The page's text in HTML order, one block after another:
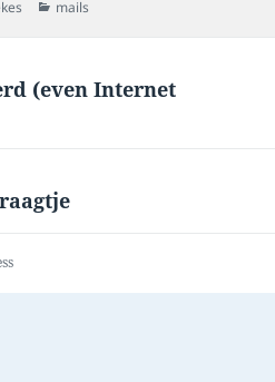
Categories
mails
(even Internet